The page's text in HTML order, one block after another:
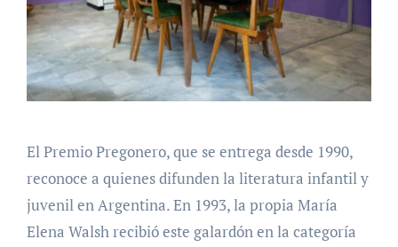
El Premio Pregonero, que se entrega desde 1990,
reconoce a quienes difunden la literatura infantil y
juvenil en Argentina. En 1993, la propia María
Elena Walsh recibió este galardón en la categoría